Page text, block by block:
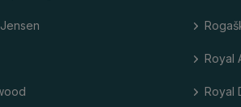
Royal
Royal